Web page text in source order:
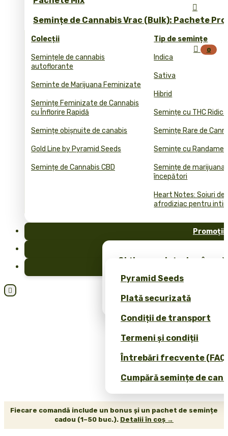
Semințe de Cannabis Vrac (Bulk): Pachete
Colecții
Semințele de cannabis
autoflorante
Seminte de Marijuana Feminizate
Semințe Feminizate de Cannabis
cu Înflorire Rapidă
Semințe obișnuite de canabis
Gold Line by Pyramid Seeds
Semințe de Cannabis CBD
Tip de semințe
Indica
Sativa
Hibrid
Semințe cu THC
Semințe Rare de
Semințe cu
Semințe de marijuana
începători
Heart Notes: Soiuri de
afrodiziac pentru
Promoții
Obține semințe de
dvs.!
Pyramid Seeds
Plată securizată
Condiții de transport
Termeni și condiții
Întrebări frecvente
Cumpără semințe de


 0
Fiecare comandă include un bonus și un pachet de semințe
cadou (1–50 buc.). Detalii în coș →